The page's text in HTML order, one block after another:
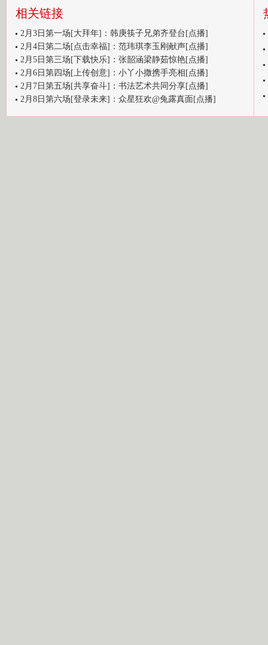
相关链接
2月3日第一场[大拜年]：韩庚筷子兄弟齐登台[点播]
2月4日第二场[点击幸福]：范玮琪李玉刚献声[点播]
2月5日第三场[下载快乐]：张韶涵梁静茹惊艳[点播]
2月6日第四场[上传创意]：小丫小撒携手亮相[点播]
2月7日第五场[共享奋斗]：书法艺术共同分享[点播]
2月8日第六场[登录未来]：众星狂欢@兔露真面[点播]